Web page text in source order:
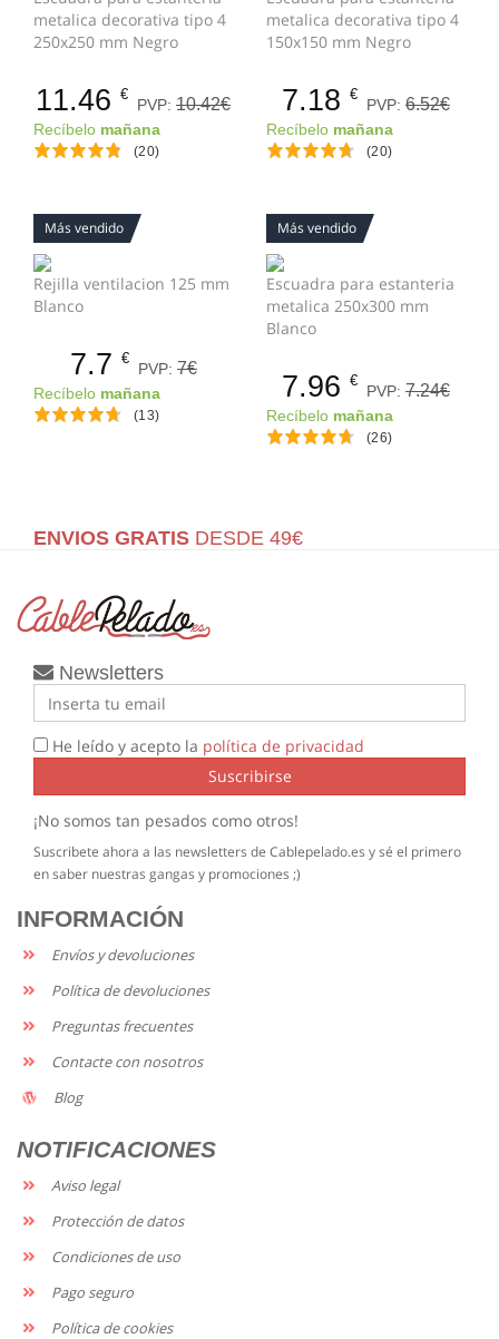
metalica decorativa tipo 4
250x250 mm Negro
11.46 €
PVP: 10.42€
Recíbelo mañana
(20)
metalica decorativa tipo 4
150x150 mm Negro
7.18 €
PVP: 6.52€
Recíbelo mañana
(20)
Más vendido
Rejilla ventilacion 125 mm
Blanco
7.7 €
PVP: 7€
Recíbelo mañana
(13)
Más vendido
Escuadra para estanteria
metalica 250x300 mm
Blanco
7.96 €
PVP: 7.24€
Recíbelo mañana
(26)
ENVIOS GRATIS DESDE 49€
Newsletters
He leído y acepto la política de privacidad
Suscribirse
¡No somos tan pesados como otros!
Suscribete ahora a las newsletters de Cablepelado.es y sé el primero
en saber nuestras gangas y promociones ;)
INFORMACIÓN
Envíos y devoluciones
Política de devoluciones
Preguntas frecuentes
Contacte con nosotros
Blog
NOTIFICACIONES
Aviso legal
Protección de datos
Condiciones de uso
Pago seguro
Política de cookies